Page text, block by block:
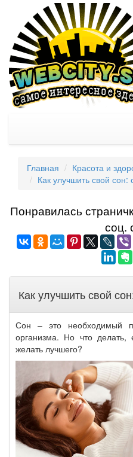
Главная
Красота и
Как улучшить свой сон:
Понравилась
соц.
Как улучшить свой
Сон – это необходимый
организма. Но что делать,
желать лучшего?